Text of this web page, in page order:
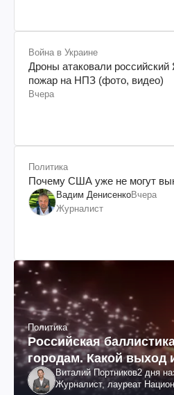
Война в Украине
Дроны атаковали российский
пожар на НПЗ (фото, видео)
Вчера
Политика
Почему США уже не могут
Вадим ДенисенкоВчера
Журналист
Политика
Российская
городам. Какой выход
Виталий Портников2 дня
Журналист, лауреат